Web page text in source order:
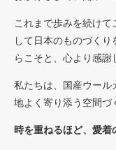
これまで歩みを続け
して日本のものづく
らこそと、心より感謝
私たちは、国産ウール
地よく寄り添う空間づ
時を重ねるほど、愛着